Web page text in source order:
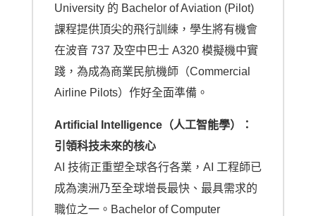
University 的 Bachelor of Aviation (Pilot)
課程提供頂尖的飛行訓練，學生將有機會
在波音 737 及空中巴士 A320 模擬機中實
踐，為成為商業民航機師（Commercial
Airline Pilots）作好全面準備。
Artificial Intelligence（人工智能學）：
引領科技未來的核心
AI 技術正重塑全球各行各業，AI 工程師已
成為澳洲乃至全球增長最快、最具需求的
職位之一。Bachelor of Computer